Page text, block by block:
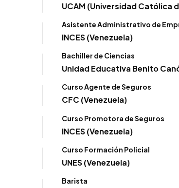
UCAM (Universidad Católica
Asistente Administrativo de
INCES (Venezuela)
Bachiller de Ciencias
Unidad Educativa Benito
Curso Agente de Seguros
CFC (Venezuela)
Curso Promotora de Seguros
INCES (Venezuela)
Curso Formación Policial
UNES (Venezuela)
Barista